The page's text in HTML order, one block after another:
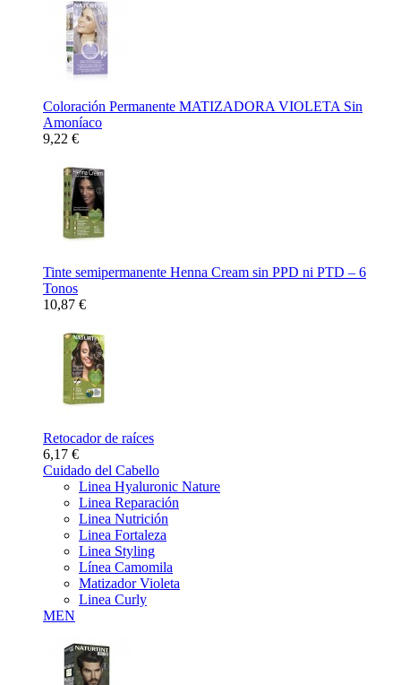
Coloración Permanente MATIZADORA VIOLETA Sin
Amoníaco
9,22 €
Tinte semipermanente Henna Cream sin PPD ni PTD – 6
Tonos
10,87 €
Retocador de raíces
6,17 €
Cuidado del Cabello
Linea Hyaluronic Nature
Linea Reparación
Linea Nutrición
Linea Fortaleza
Linea Styling
Línea Camomila
Matizador Violeta
Linea Curly
MEN